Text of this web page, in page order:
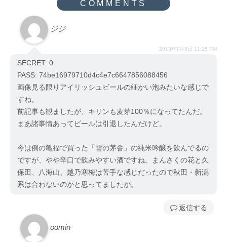
ジジ
2013年7月9日 11:25 PM
SECRET: 0
PASS: 74be16979710d4c4e7c6647856088456
画像見る限りアイリッシュビールの細かい泡みたいな感じで
すね。
前記事も観ましたが、キリンも麦芽100％になってたんだ。
まあ諸事情あってビールは引退したんだけど。
今は例の亀福で買った「雪の茅舎」の純米吟醸を飲んでるの
ですが、やや辛口で飲みやすい酒ですね。まんさくの花と久
保田、八海山、越乃寒梅は苦手な感じだったので秋田・新潟
系は合わないのかと思ってましたが。
返信
oomin